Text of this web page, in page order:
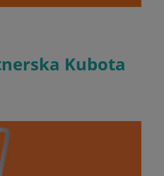
Kubota